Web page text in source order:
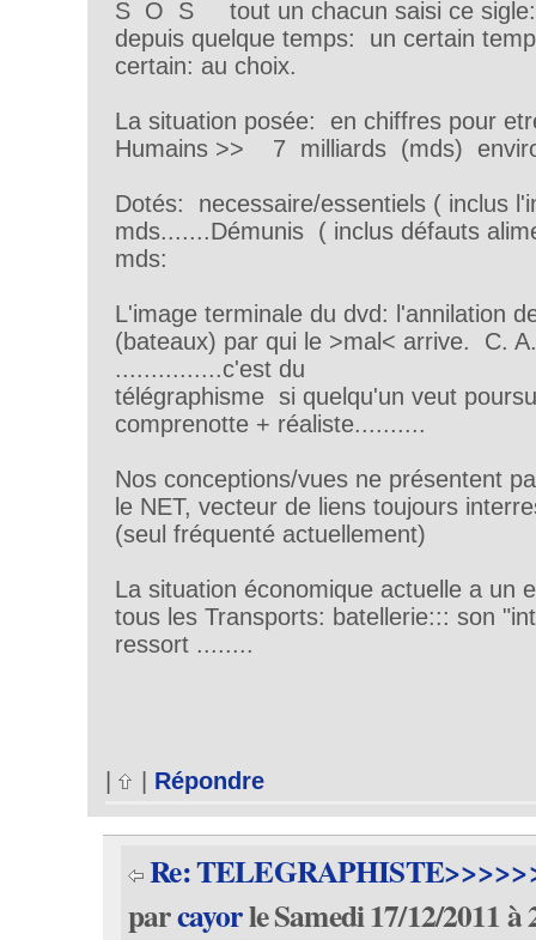
S O S tout un chacun saisi ce
depuis quelque temps: un certain
certain: au choix.
La situation posée: en chiffres pour
Humains >> 7 milliards (mds)
Dotés: necessaire/essentiels ( inclus
mds.......Démunis ( inclus défauts
mds:
L'image terminale du dvd: l'annilation
(bateaux) par qui le >mal< arrive. C.
...............c'est du
télégraphisme si quelqu'un veut
comprenotte + réaliste..........
Nos conceptions/vues ne présentent
le NET, vecteur de liens toujours
(seul fréquenté actuellement)
La situation économique actuelle a un
tous les Transports: batellerie::: son
ressort ........
| Répondre
Re:
parcayorle Samedi 17/12/2011 à